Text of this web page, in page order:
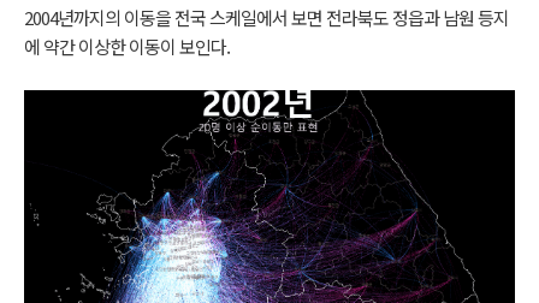
2004년까지의 이동을 전국 스케일에서 보면 전라북도 정읍과 남원 등지
에 약간 이상한 이동이 보인다.